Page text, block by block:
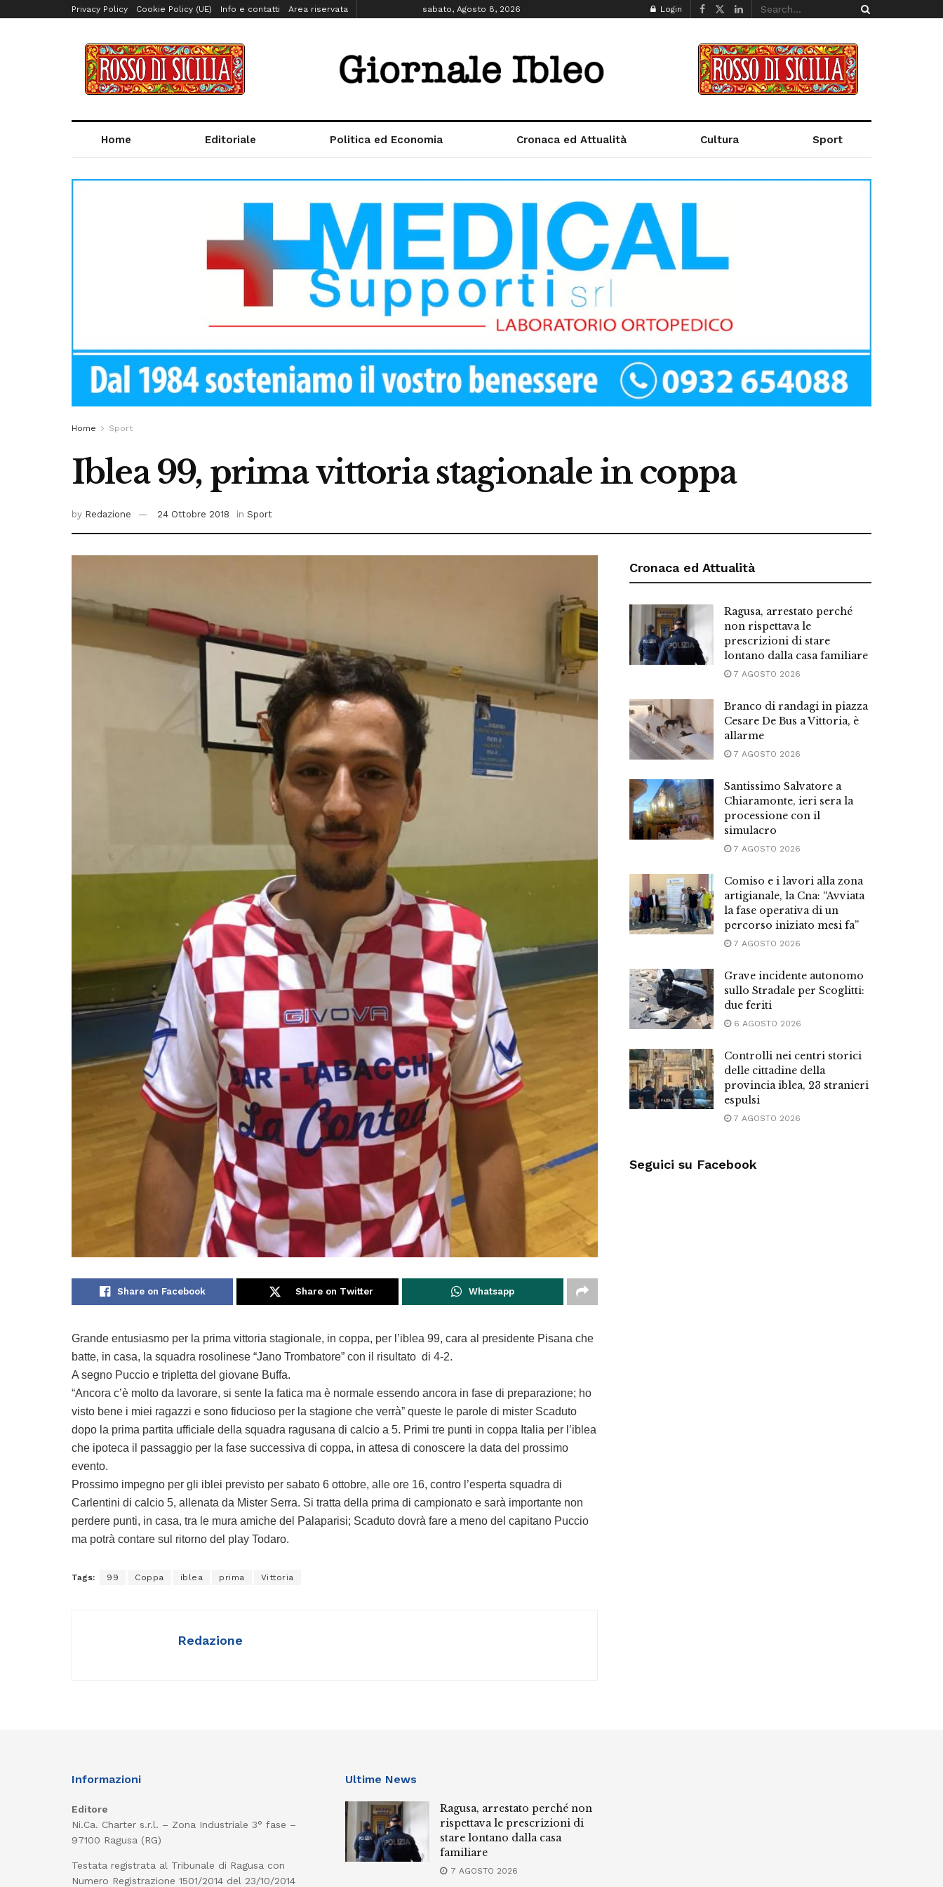
Privacy Policy Cookie Policy (UE) Info e contatti Area riservata sabato, Agosto 8, 2026 Login
Home Editoriale Politica ed Economia Cronaca ed Attualità Cultura Sport
Home Sport
Iblea 99, prima vittoria stagionale in coppa
by Redazione 24 Ottobre 2018 in Sport
Share on Facebook Share on Twitter Whatsapp
Grande entusiasmo per la prima vittoria stagionale, in coppa, per l’iblea 99, cara al presidente Pisana che
batte, in casa, la squadra rosolinese “Jano Trombatore” con il risultato di 4-2.
A segno Puccio e tripletta del giovane Buffa.
“Ancora c’è molto da lavorare, si sente la fatica ma è normale essendo ancora in fase di preparazione; ho
visto bene i miei ragazzi e sono fiducioso per la stagione che verrà” queste le parole di mister Scaduto
dopo la prima partita ufficiale della squadra ragusana di calcio a 5. Primi tre punti in coppa Italia per l’iblea
che ipoteca il passaggio per la fase successiva di coppa, in attesa di conoscere la data del prossimo
evento.
Prossimo impegno per gli iblei previsto per sabato 6 ottobre, alle ore 16, contro l’esperta squadra di
Carlentini di calcio 5, allenata da Mister Serra. Si tratta della prima di campionato e sarà importante non
perdere punti, in casa, tra le mura amiche del Palaparisi; Scaduto dovrà fare a meno del capitano Puccio
ma potrà contare sul ritorno del play Todaro.
Tags: 99 Coppa iblea prima Vittoria
Redazione
Cronaca ed Attualità
Ragusa, arrestato perché
non rispettava le
prescrizioni di stare
lontano dalla casa familiare
7 AGOSTO 2026
Branco di randagi in piazza
Cesare De Bus a Vittoria, è
allarme
7 AGOSTO 2026
Santissimo Salvatore a
Chiaramonte, ieri sera la
processione con il
simulacro
7 AGOSTO 2026
Comiso e i lavori alla zona
artigianale, la Cna: “Avviata
la fase operativa di un
percorso iniziato mesi fa”
7 AGOSTO 2026
Grave incidente autonomo
sullo Stradale per Scoglitti:
due feriti
6 AGOSTO 2026
Controlli nei centri storici
delle cittadine della
provincia iblea, 23 stranieri
espulsi
7 AGOSTO 2026
Seguici su Facebook
Informazioni
Editore
Ni.Ca. Charter s.r.l. – Zona Industriale 3° fase –
97100 Ragusa (RG)
Testata registrata al Tribunale di Ragusa con
Numero Registrazione 1501/2014 del 23/10/2014
Ultime News
Ragusa, arrestato perché non
rispettava le prescrizioni di
stare lontano dalla casa
familiare
7 AGOSTO 2026